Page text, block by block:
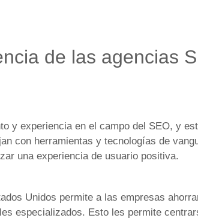
de las agencias
y experiencia en el campo del SEO, y
con herramientas y tecnologías de
una experiencia de usuario positiva.
Unidos permite a las empresas
especializados. Esto les permite